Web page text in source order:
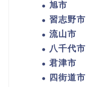
旭市
習志野市
流山市
八千代市
君津市
四街道市